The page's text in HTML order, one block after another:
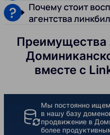
Почему стоит
агентства
Преимущества
вместе с
Мы постоянно
в нашу базу
продвижение в
более